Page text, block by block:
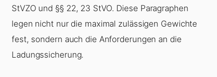
StVZO und §§ 22, 23 StVO. Diese Paragraphen
legen nicht nur die maximal zulässigen Gewichte
fest, sondern auch die Anforderungen an die
Ladungssicherung.